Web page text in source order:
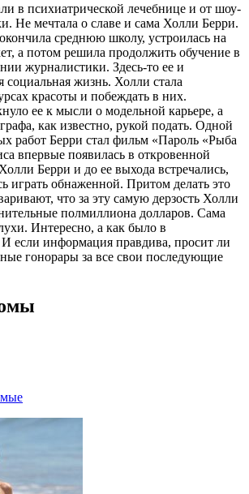
в психиатрической лечебнице и от шоу-
Не мечтала о славе и сама Холли Берри.
среднюю школу, устроилась на
а потом решила продолжить обучение в
журналистики. Здесь-то ее и
социальная жизнь. Холли стала
красоты и побеждать в них.
ее к мысли о модельной карьере, а
как известно, рукой подать. Одной
работ Берри стал фильм «Пароль «Рыба
впервые появилась в откровенной
Берри и до ее выхода встречались,
играть обнаженной. Притом делать это
что за эту самую дерзость Холли
полмиллиона долларов. Сама
Интересно, а как было в
И если информация правдива, просит ли
гонорары за все свои последующие